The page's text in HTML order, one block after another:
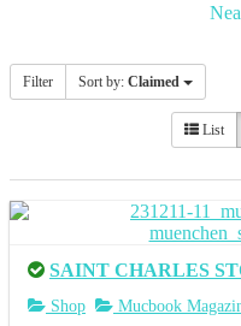
Filter Sort by: Claimed
List
SAINT CHARLES
Shop
Mucbook